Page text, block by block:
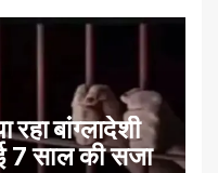
बांग्लादेशी
7 साल की सजा